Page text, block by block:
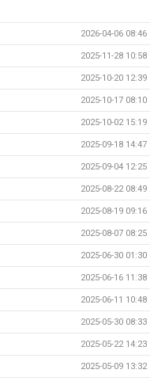
2026-04-06 08:46
2025-11-28 10:58
2025-10-20 12:39
2025-10-17 08:10
2025-10-02 15:19
2025-09-18 14:47
2025-09-04 12:25
2025-08-22 08:49
2025-08-19 09:16
2025-08-07 08:25
2025-06-30 01:30
2025-06-16 11:38
2025-06-11 10:48
2025-05-30 08:33
2025-05-22 14:23
2025-05-09 13:32